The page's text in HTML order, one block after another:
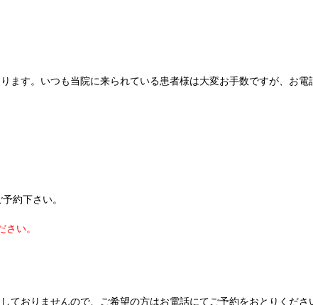
す。いつも当院に来られている患者様は大変お手数ですが、お電
約下さい。
い。
おりませんので、ご希望の方はお電話にてご予約をおとりくださ